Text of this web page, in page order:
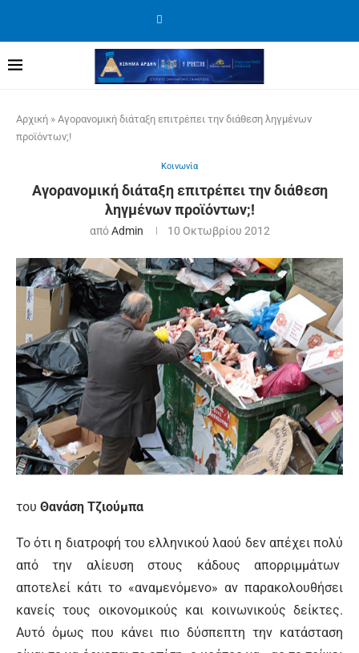
Αρχική » Αγορανομική διάταξη επιτρέπει την διάθεση ληγμένων
προϊόντων;!
Κοινωνία
Αγορανομική διάταξη επιτρέπει την διάθεση
ληγμένων προϊόντων;!
απόAdmin 10 Οκτωβρίου 2012
του Θανάση Τζιούμπα
Το ότι η διατροφή του ελληνικού λαού δεν απέχει πολύ
από την αλίευση στους κάδους απορριμμάτων
αποτελεί κάτι το «αναμενόμενο» αν παρακολουθήσει
κανείς τους οικονομικούς και κοινωνικούς δείκτες.
Αυτό όμως που κάνει πιο δύσπεπτη την κατάσταση